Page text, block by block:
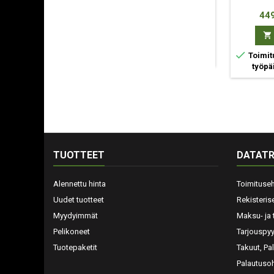


TUOTTEET
Alennettu hinta
Uudet tuotteet
Myydyimmät
Pelikoneet
Tuotepaketit
Maksu- ja
Takuut,